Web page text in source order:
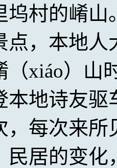
坞村的崤
点，本地人
（xiáo）山
本地诗友
，每次来
民居的变